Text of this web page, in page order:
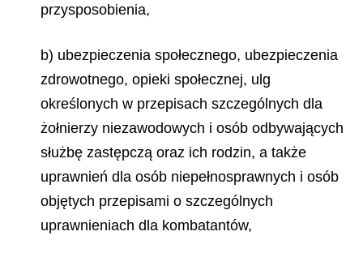
przysposobienia,
b) ubezpieczenia społecznego, ubezpieczenia
zdrowotnego, opieki społecznej, ulg
określonych w przepisach szczególnych dla
żołnierzy niezawodowych i osób odbywających
służbę zastępczą oraz ich rodzin, a także
uprawnień dla osób niepełnosprawnych i osób
objętych przepisami o szczególnych
uprawnieniach dla kombatantów,